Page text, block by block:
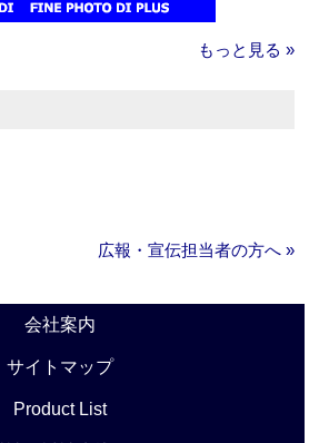
もっと見る »
広報・宣伝担当者の方へ »
会社案内
サイトマップ
Product List